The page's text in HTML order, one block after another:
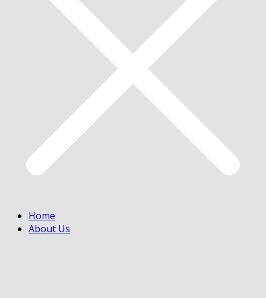
Home
About Us